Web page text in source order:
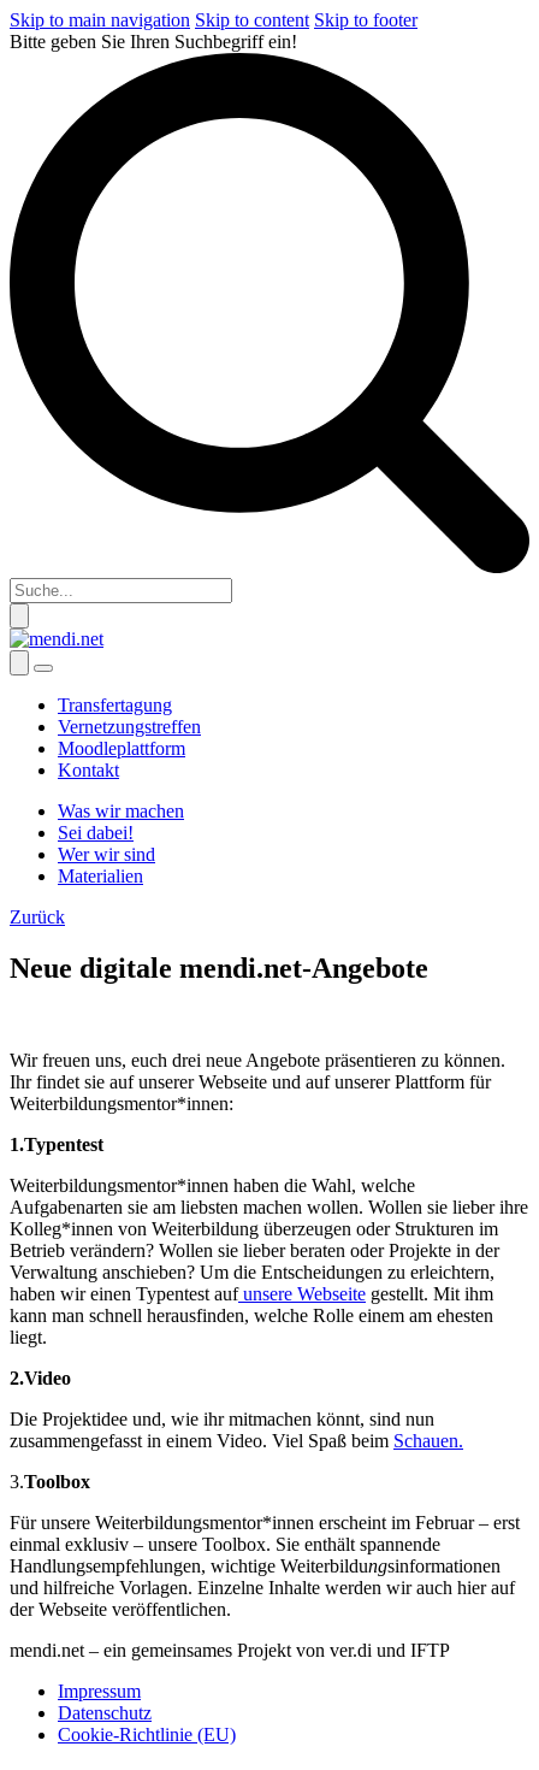
Skip to main navigation Skip to content Skip to footer
Bitte geben Sie Ihren Suchbegriff ein!
Transfertagung
Vernetzungstreffen
Moodleplattform
Kontakt
Was wir machen
Sei dabei!
Wer wir sind
Materialien
Zurück
Neue digitale mendi.net-Angebote
Wir freuen uns, euch drei neue Angebote präsentieren zu können.
Ihr findet sie auf unserer Webseite und auf unserer Plattform für
Weiterbildungsmentor*innen:
1.Typentest
Weiterbildungsmentor*innen haben die Wahl, welche
Aufgabenarten sie am liebsten machen wollen. Wollen sie lieber ihre
Kolleg*innen von Weiterbildung überzeugen oder Strukturen im
Betrieb verändern? Wollen sie lieber beraten oder Projekte in der
Verwaltung anschieben? Um die Entscheidungen zu erleichtern,
haben wir einen Typentest aufunsere Webseite gestellt. Mit ihm
kann man schnell herausfinden, welche Rolle einem am ehesten
liegt.
2.Video
Die Projektidee und, wie ihr mitmachen könnt, sind nun
zusammengefasst in einem Video. Viel Spaß beim Schauen.
3.Toolbox
Für unsere Weiterbildungsmentor*innen erscheint im Februar – erst
einmal exklusiv – unsere Toolbox. Sie enthält spannende
Handlungsempfehlungen, wichtige Weiterbildungsinformationen
und hilfreiche Vorlagen. Einzelne Inhalte werden wir auch hier auf
der Webseite veröffentlichen.
mendi.net – ein gemeinsames Projekt von ver.di und IFTP
Impressum
Datenschutz
Cookie-Richtlinie (EU)